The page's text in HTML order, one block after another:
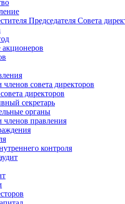
Председателя Совета
совета директоров
директоров
секретарь
органы
членов правления
контроля